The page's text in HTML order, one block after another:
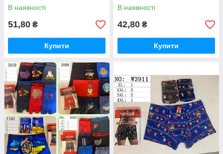
В наявності
51,80 ₴
Купити
В наявності
42,80 ₴
Купити